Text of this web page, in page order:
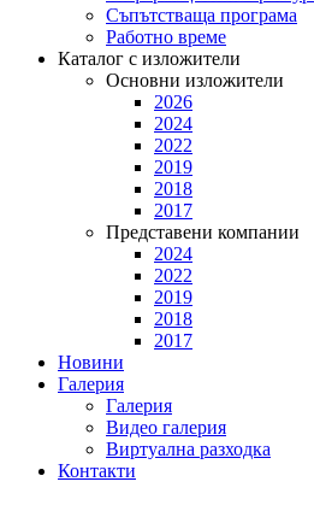
Съпътстваща програма
Работно време
Каталог с изложители
Основни изложители
2026
2024
2022
2019
2018
2017
Представени компании
2024
2022
2019
2018
2017
Новини
Галерия
Галерия
Видео галерия
Виртуална разходка
Контакти